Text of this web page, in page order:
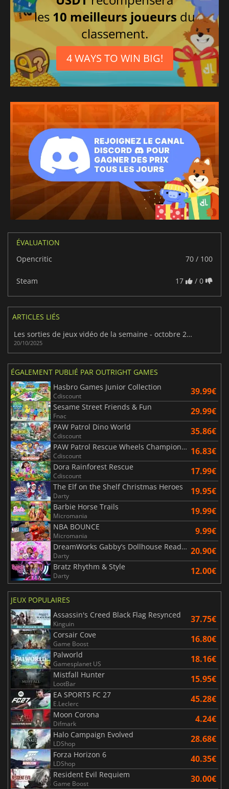
les 10 meilleurs joueurs du
classement.
4 WAYS TO WIN BIG!
ÉVALUATION
Opencritic
70 / 100
Steam 17 / 0
ARTICLES LIÉS
Les sorties de jeux vidéo de la semaine - octobre 2025 (semaine 43)
20/10/2025
ÉGALEMENT PUBLIÉ PAR OUTRIGHT GAMES
Hasbro Games Junior Collection
Cdiscount 39.99€
Sesame Street Friends & Fun
Fnac 29.99€
PAW Patrol Dino World
Cdiscount 35.86€
PAW Patrol Rescue Wheels Championship
Cdiscount 16.83€
Dora Rainforest Rescue
Cdiscount 17.99€
The Elf on the Shelf Christmas Heroes
Darty 19.95€
Barbie Horse Trails
Micromania 19.99€
NBA BOUNCE
Micromania 9.99€
DreamWorks Gabby’s Dollhouse Ready to Party
Darty 20.90€
Bratz Rhythm & Style
Darty 12.00€
JEUX POPULAIRES
Assassin's Creed Black Flag Resynced
Kinguin 37.75€
Corsair Cove
Game Boost 16.80€
Palworld
Gamesplanet US 18.16€
Mistfall Hunter
LootBar 15.95€
EA SPORTS FC 27
E.Leclerc 45.28€
Moon Corona
Difmark 4.24€
Halo Campaign Evolved
LDShop 28.68€
Forza Horizon 6
LDShop 40.35€
Resident Evil Requiem
Game Boost 30.00€